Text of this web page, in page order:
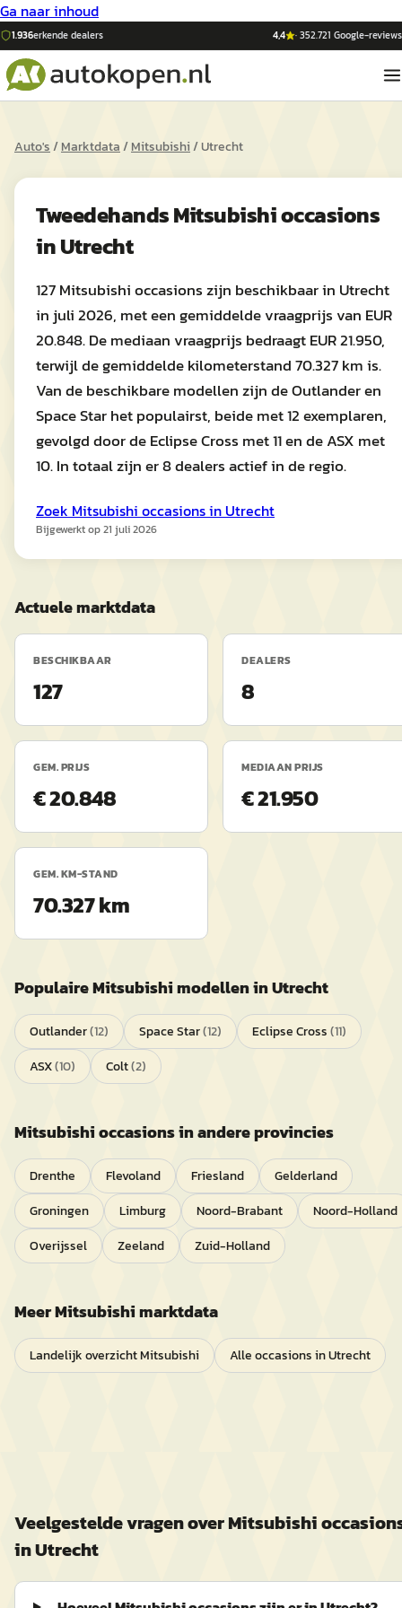
Ga naar inhoud
1.936erkende dealers 4,4 ·352.721 Google-reviews
Auto's/Marktdata/Mitsubishi/Utrecht
TweedehandsMitsubishioccasions
inUtrecht
127 Mitsubishi occasions zijn beschikbaar in Utrecht
in juli 2026, met een gemiddelde vraagprijs van EUR
20.848. De mediaan vraagprijs bedraagt EUR 21.950,
terwijl de gemiddelde kilometerstand 70.327 km is.
Van de beschikbare modellen zijn de Outlander en
Space Star het populairst, beide met 12 exemplaren,
gevolgd door de Eclipse Cross met 11 en de ASX met
10. In totaal zijn er 8 dealers actief in de regio.
Zoek Mitsubishi occasions in Utrecht
Bijgewerkt op21 juli 2026
Actuele marktdata
BESCHIKBAAR
127
DEALERS
8
GEM. PRIJS
€ 20.848
MEDIAAN PRIJS
€ 21.950
GEM. KM-STAND
70.327 km
PopulaireMitsubishimodellen inUtrecht
Outlander(12) Space Star(12) Eclipse Cross(11)
ASX(10) Colt(2)
Mitsubishioccasions in andere provincies
Drenthe Flevoland Friesland
Gelderland
Groningen
Limburg Noord-Brabant
Noord-Holland
Overijssel
Zeeland Zuid-Holland
MeerMitsubishimarktdata
Landelijk overzichtMitsubishi Alle occasions inUtrecht
Veelgestelde vragen overMitsubishi
inUtrecht